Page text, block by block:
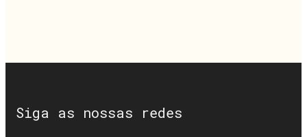
Siga as nossas redes